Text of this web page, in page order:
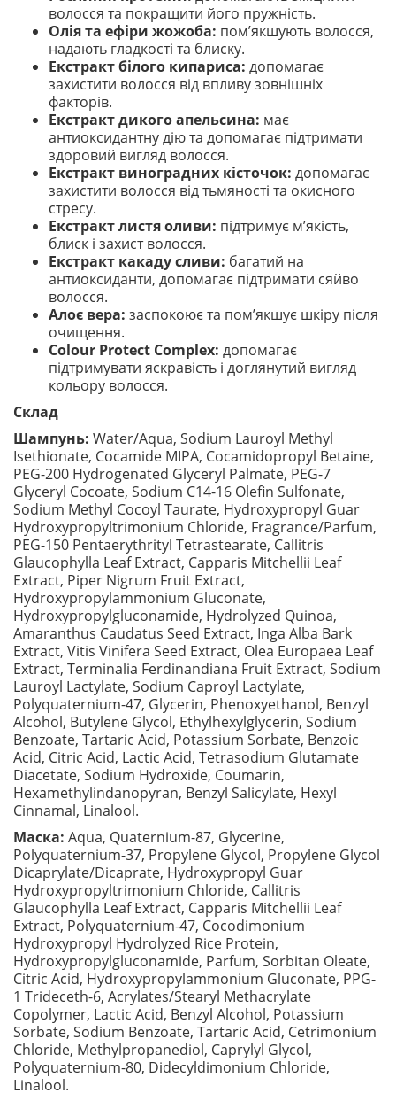
волосся та покращити його пружність.
Олія та ефіри жожоба: пом’якшують волосся,
надають гладкості та блиску.
Екстракт білого кипариса: допомагає
захистити волосся від впливу зовнішніх
факторів.
Екстракт дикого апельсина: має
антиоксидантну дію та допомагає підтримати
здоровий вигляд волосся.
Екстракт виноградних кісточок: допомагає
захистити волосся від тьмяності та окисного
стресу.
Екстракт листя оливи: підтримує м’якість,
блиск і захист волосся.
Екстракт какаду сливи: багатий на
антиоксиданти, допомагає підтримати сяйво
волосся.
Алоє вера: заспокоює та пом’якшує шкіру після
очищення.
Colour Protect Complex: допомагає
підтримувати яскравість і доглянутий вигляд
кольору волосся.
Склад
Шампунь: Water/Aqua, Sodium Lauroyl Methyl
Isethionate, Cocamide MIPA, Cocamidopropyl Betaine,
PEG-200 Hydrogenated Glyceryl Palmate, PEG-7
Glyceryl Cocoate, Sodium C14-16 Olefin Sulfonate,
Sodium Methyl Cocoyl Taurate, Hydroxypropyl Guar
Hydroxypropyltrimonium Chloride, Fragrance/Parfum,
PEG-150 Pentaerythrityl Tetrastearate, Callitris
Glaucophylla Leaf Extract, Capparis Mitchellii Leaf
Extract, Piper Nigrum Fruit Extract,
Hydroxypropylammonium Gluconate,
Hydroxypropylgluconamide, Hydrolyzed Quinoa,
Amaranthus Caudatus Seed Extract, Inga Alba Bark
Extract, Vitis Vinifera Seed Extract, Olea Europaea Leaf
Extract, Terminalia Ferdinandiana Fruit Extract, Sodium
Lauroyl Lactylate, Sodium Caproyl Lactylate,
Polyquaternium-47, Glycerin, Phenoxyethanol, Benzyl
Alcohol, Butylene Glycol, Ethylhexylglycerin, Sodium
Benzoate, Tartaric Acid, Potassium Sorbate, Benzoic
Acid, Citric Acid, Lactic Acid, Tetrasodium Glutamate
Diacetate, Sodium Hydroxide, Coumarin,
Hexamethylindanopyran, Benzyl Salicylate, Hexyl
Cinnamal, Linalool.
Маска: Aqua, Quaternium-87, Glycerine,
Polyquaternium-37, Propylene Glycol, Propylene Glycol
Dicaprylate/Dicaprate, Hydroxypropyl Guar
Hydroxypropyltrimonium Chloride, Callitris
Glaucophylla Leaf Extract, Capparis Mitchellii Leaf
Extract, Polyquaternium-47, Cocodimonium
Hydroxypropyl Hydrolyzed Rice Protein,
Hydroxypropylgluconamide, Parfum, Sorbitan Oleate,
Citric Acid, Hydroxypropylammonium Gluconate, PPG-
1 Trideceth-6, Acrylates/Stearyl Methacrylate
Copolymer, Lactic Acid, Benzyl Alcohol, Potassium
Sorbate, Sodium Benzoate, Tartaric Acid, Cetrimonium
Chloride, Methylpropanediol, Caprylyl Glycol,
Polyquaternium-80, Didecyldimonium Chloride,
Linalool.